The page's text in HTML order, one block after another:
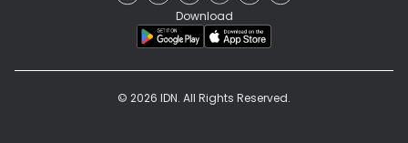
Download
© 2026 IDN. All Rights Reserved.